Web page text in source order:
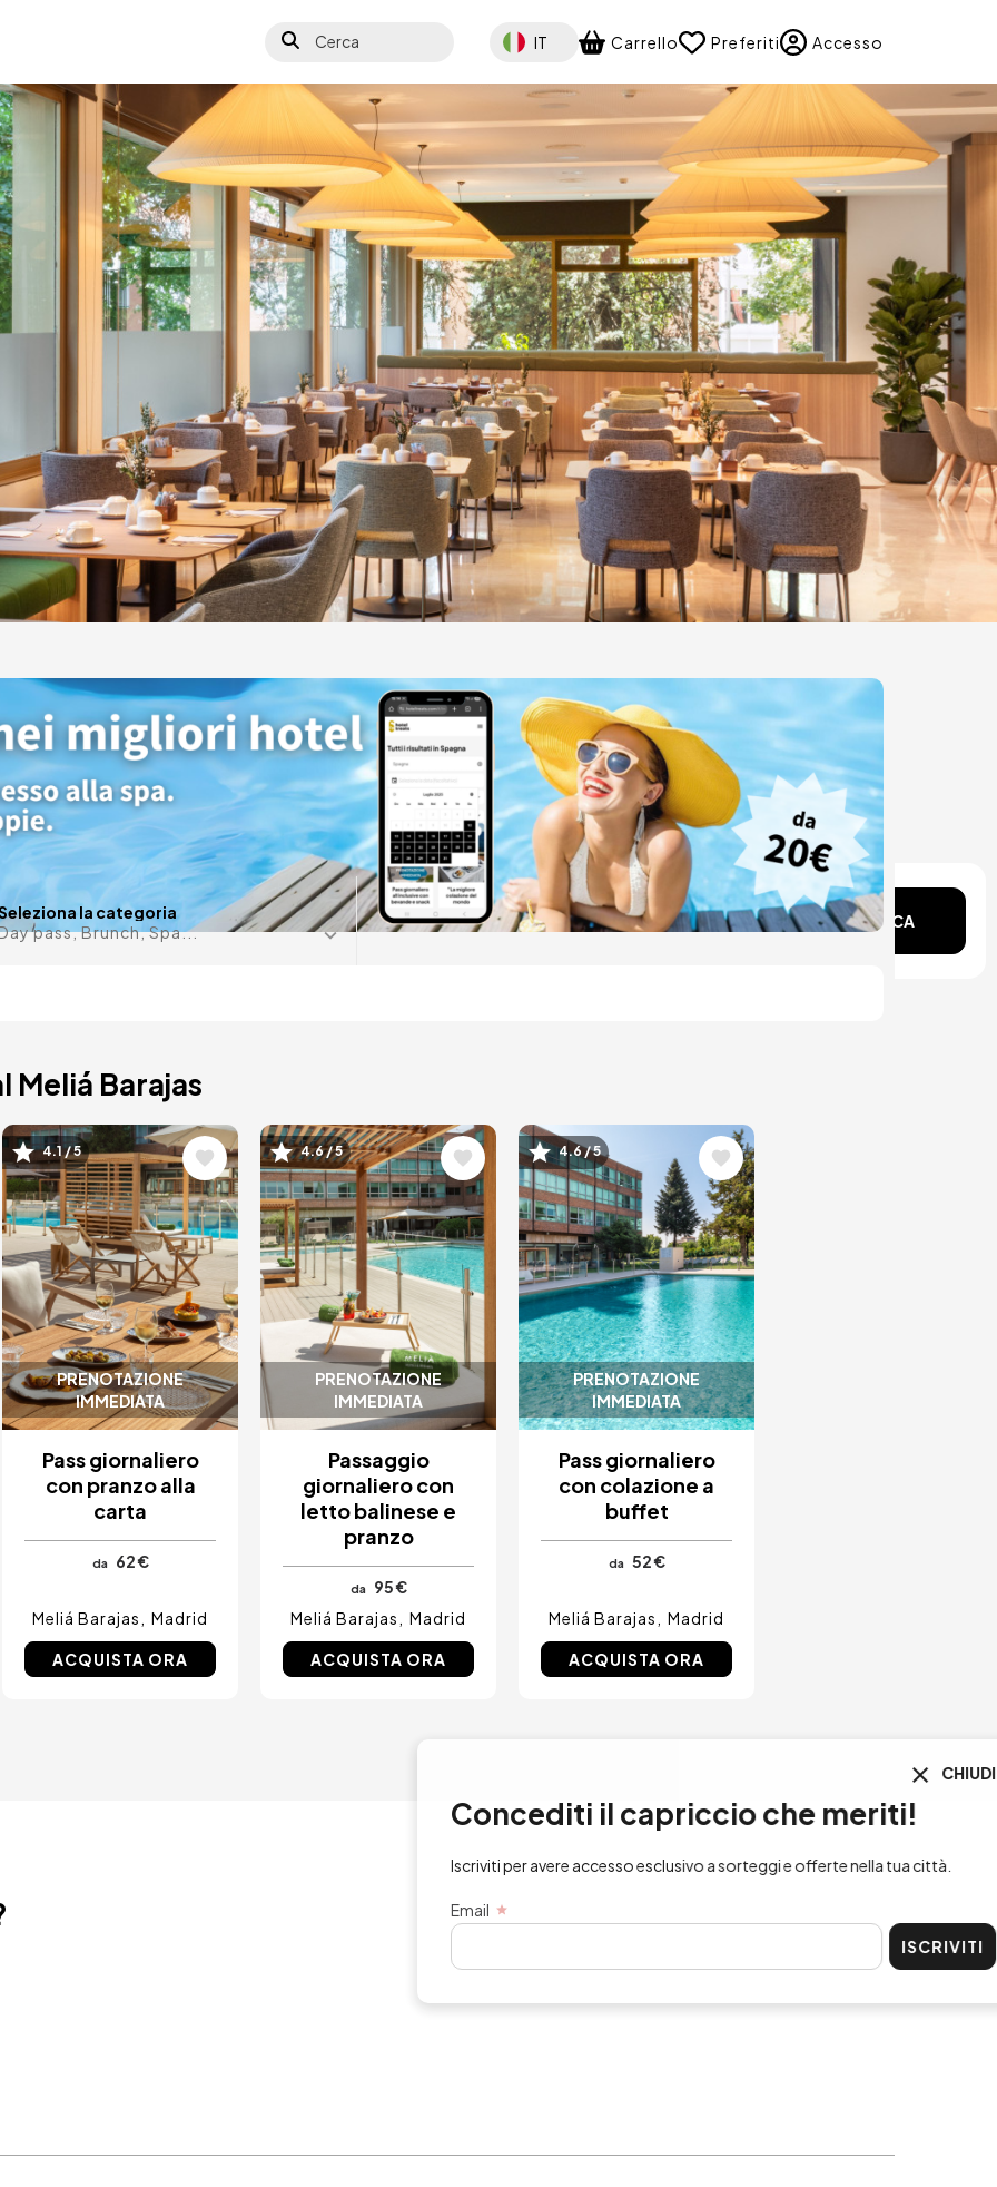
Cerca Select your language
IT Carrello Preferiti Accesso
vi permette
e trascorrete una
la categoria
pass, Brunch, Spa...
Data in mente?
CERCA
Meliá Barajas
PRENOTAZIONE
IMMEDIATA
Immagine
4.1 / 5
Pass giornaliero
con pranzo alla
carta
da 62 €
Meliá Barajas Madrid
ACQUISTA ORA
PRENOTAZIONE
IMMEDIATA
Immagine
4.6 / 5
Passaggio
giornaliero con
letto balinese e
pranzo
da
95 €
Meliá Barajas
Madrid
ACQUISTA ORA
PRENOTAZIONE
IMMEDIATA
Immagine
4.6 / 5
Pass giornaliero
con colazione a
buffet
da 52 €
Meliá Barajas Madrid
ACQUISTA ORA
CHIUDI
Concediti il capriccio che meriti!
Iscriviti per avere accesso esclusivo a sorteggi e offerte nella tua città.
ISCRIVITI